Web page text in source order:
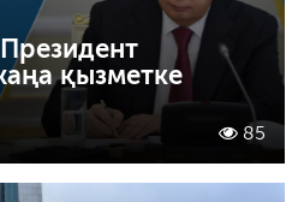
қызметке
85